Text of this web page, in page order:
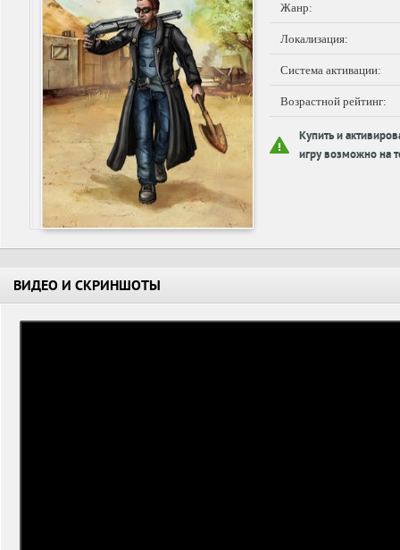
Жанр:
Локализация:
Система активации:
Возрастной рейтинг:
Купить и
игру возможно на
ВИДЕО И СКРИНШОТЫ